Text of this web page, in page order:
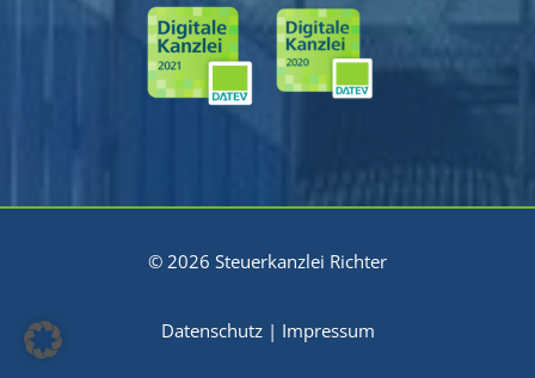
© 2026 Steuerkanzlei Richter
Datenschutz| Impressum